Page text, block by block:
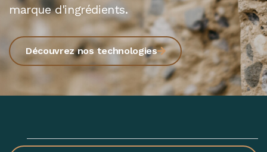
marque d'ingrédients.
Découvrez nos technologies